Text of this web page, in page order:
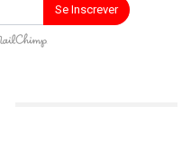
Se Inscrever